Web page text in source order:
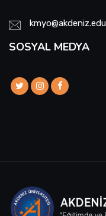
SOSYAL MEDYA